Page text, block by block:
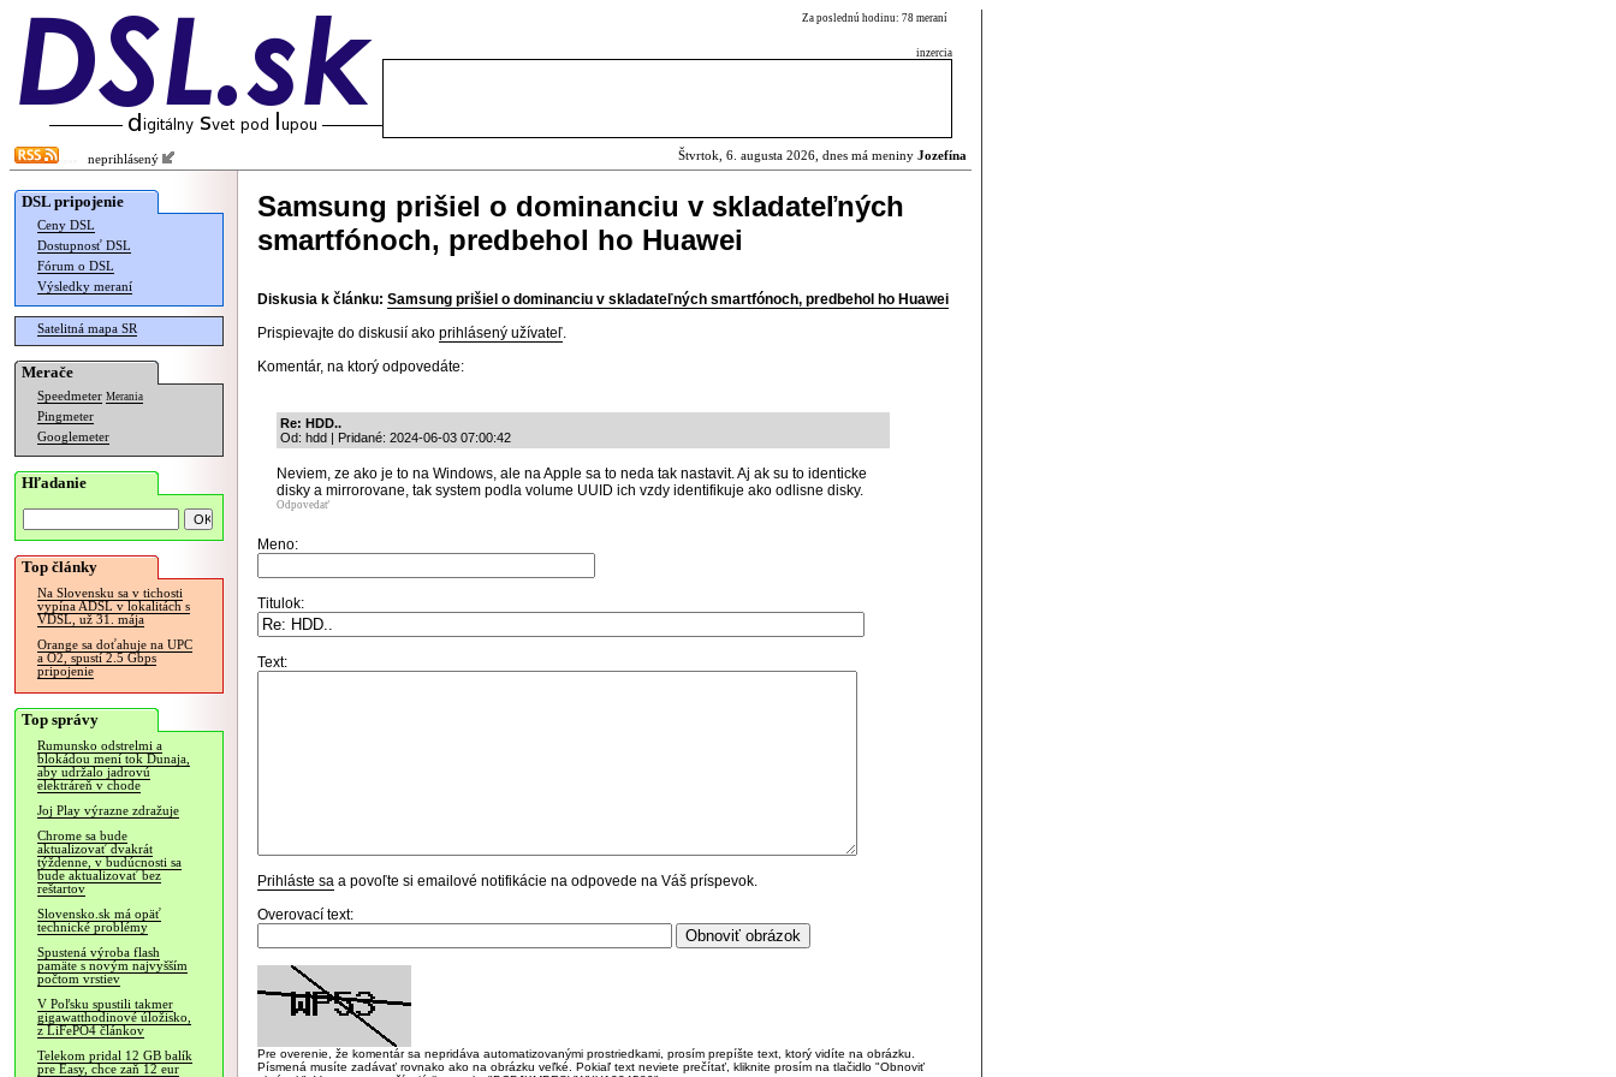
Za poslednú hodinu: 78 meraní
inzercia
neprihlásený Štvrtok, 6. augusta 2026, dnes má meniny Jozefína
DSL pripojenie
Ceny DSL
Dostupnosť DSL
Fórum o DSL
Výsledky meraní
Satelitná mapa SR
Merače
Speedmeter Merania
Pingmeter
Googlemeter
Hľadanie
Top články
Na Slovensku sa v tichosti
vypína ADSL v lokalitách s
VDSL, už 31. mája
Orange sa doťahuje na UPC
a O2, spustí 2.5 Gbps
pripojenie
Top správy
Rumunsko odstrelmi a
blokádou mení tok Dunaja,
aby udržalo jadrovú
elektráreň v chode
Joj Play výrazne zdražuje
Chrome sa bude
aktualizovať dvakrát
týždenne, v budúcnosti sa
bude aktualizovať bez
reštartov
Slovensko.sk má opäť
technické problémy
Spustená výroba flash
pamäte s novým najvyšším
počtom vrstiev
V Poľsku spustili takmer
gigawatthodinové úložisko,
z LiFePO4 článkov
Telekom pridal 12 GB balík
pre Easy, chce zaň 12 eur
Samsung prišiel o dominanciu v skladateľných
smartfónoch, predbehol ho Huawei
Diskusia k článku: Samsung prišiel o dominanciu v skladateľných smartfónoch, predbehol ho Huawei
Prispievajte do diskusií ako prihlásený užívateľ.
Komentár, na ktorý odpovedáte:
Re: HDD..
Od: hdd | Pridané: 2024-06-03 07:00:42
Neviem, ze ako je to na Windows, ale na Apple sa to neda tak nastavit. Aj ak su to identicke
disky a mirrorovane, tak system podla volume UUID ich vzdy identifikuje ako odlisne disky.
Odpovedať
Meno:
Titulok:
Text:
Prihláste sa a povoľte si emailové notifikácie na odpovede na Váš príspevok.
Overovací text:
Pre overenie, že komentár sa nepridáva automatizovanými prostriedkami, prosím prepíšte text, ktorý vidíte na obrázku.
Písmená musíte zadávať rovnako ako na obrázku veľké. Pokiaľ text neviete prečítať, kliknite prosím na tlačidlo "Obnoviť